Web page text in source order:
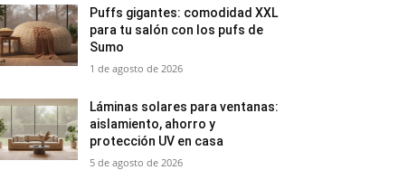
Puffs gigantes: comodidad XXL
para tu salón con los pufs de
Sumo
1 de agosto de 2026
Láminas solares para ventanas:
aislamiento, ahorro y
protección UV en casa
5 de agosto de 2026